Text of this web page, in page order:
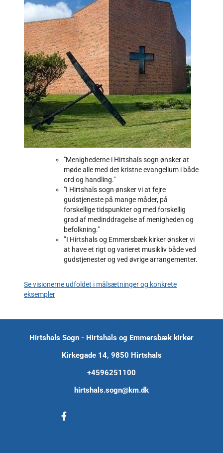
"Menighederne i Hirtshals sogn ønsker at
møde alle med det kristne evangelium i både
ord og handling."
"I Hirtshals sogn ønsker vi at fejre
gudstjeneste på mange måder, på
forskellige tidspunkter og med forskellig
grad af medinddragelse af menigheden og
befolkning."
”I Hirtshals og Emmersbæk kirker ønsker vi
at have et rigt og varieret musikliv både ved
gudstjenester og ved øvrige arrangementer.
Se visionerne udfoldet i målsætninger og konkrete
eksempler
Hirtshals Sogn - Hirtshals og Emmersbæk kirker
Kirkegade 14, 9850 Hirtshals
+4596251100
hirtshals.sogn@km.dk